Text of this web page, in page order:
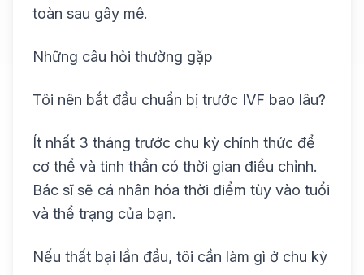
toàn sau gây mê.
Những câu hỏi thường gặp
Tôi nên bắt đầu chuẩn bị trước IVF bao lâu?
Ít nhất 3 tháng trước chu kỳ chính thức để
cơ thể và tinh thần có thời gian điều chỉnh.
Bác sĩ sẽ cá nhân hóa thời điểm tùy vào tuổi
và thể trạng của bạn.
Nếu thất bại lần đầu, tôi cần làm gì ở chu kỳ